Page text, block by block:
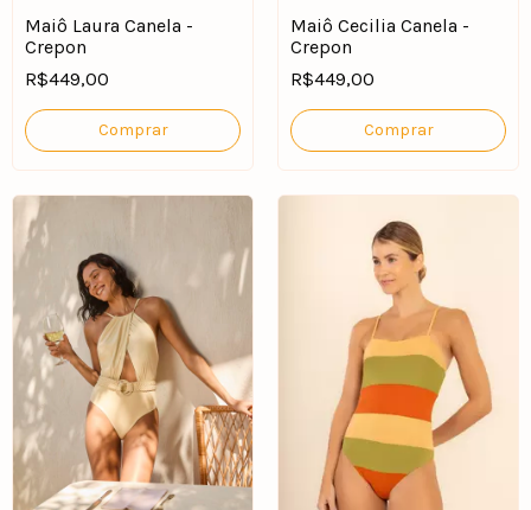
Maiô Laura Canela -
Crepon
R$449,00
Comprar
Maiô Cecilia Canela -
Crepon
R$449,00
Comprar